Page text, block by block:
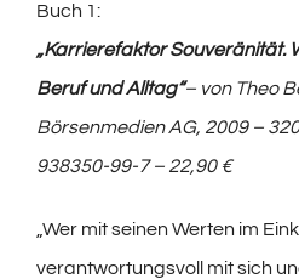
Buch 1:
„Karrierefaktor Souveränität.
Beruf und Alltag“– von Theo
Börsenmedien AG, 2009 –
938350-99-7 – 22,90 €
„Wer mit seinen Werten im
verantwortungsvoll mit sich